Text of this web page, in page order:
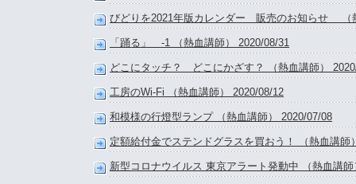
びどりを2021年版カレンダー 販売のお知らせ （
「踊る」 -1 （熱血講師） 2020/08/31
どこにタッチ？ どこにかざす？ （熱血講師）
工房のWi-Fi （熱血講師） 2020/08/12
和模様の行燈型ランプ （熱血講師） 2020/07/08
定額給付金でステンドグラスを買おう！ （熱血講師
新型コロナウイルス 東京アラート発動中 （熱血講